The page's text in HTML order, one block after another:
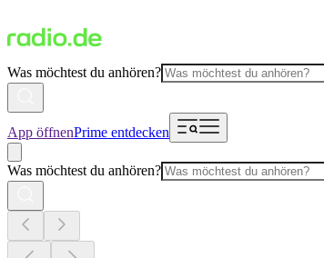
Was möchtest du anhören?
App öffnenPrime entdecken
Was möchtest du anhören?